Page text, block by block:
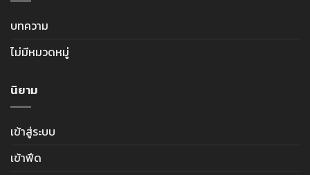
บทความ
ไม่มีหมวดหมู่
นิยาม
เข้าสู่ระบบ
เข้าฟีด